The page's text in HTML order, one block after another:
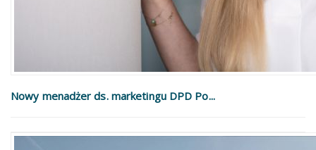
Nowy menadżer ds. marketingu DPD Po...